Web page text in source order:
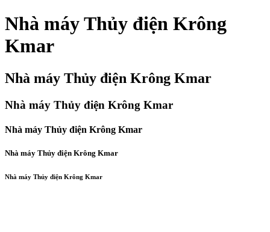
Nhà máy Thủy điện Krông
Kmar
Nhà máy Thủy điện Krông Kmar
Nhà máy Thủy điện Krông Kmar
Nhà máy Thủy điện Krông Kmar
Nhà máy Thủy điện Krông Kmar
Nhà máy Thủy điện Krông Kmar